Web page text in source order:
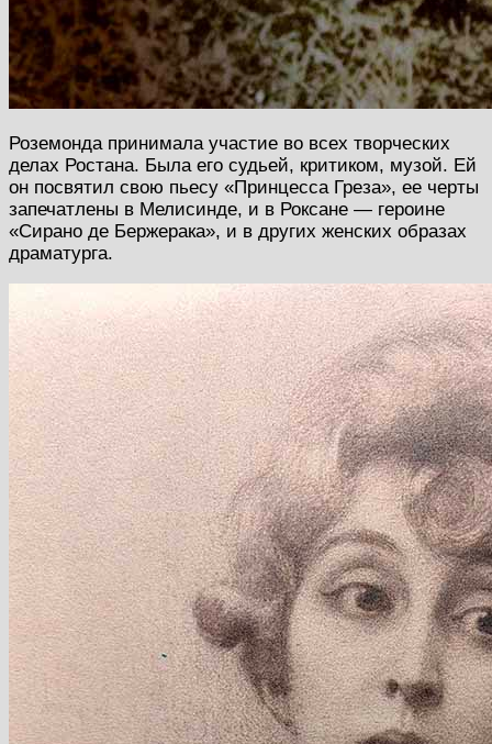
Роземонда принимала участие во всех творческих
делах Ростана. Была его судьей, критиком, музой. Ей
он посвятил свою пьесу «Принцесса Греза», ее черты
запечатлены в Мелисинде, и в Роксане — героине
«Сирано де Бержерака», и в других женских образах
драматурга.